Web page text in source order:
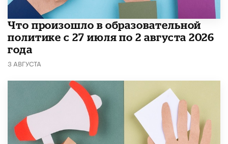
​Что произошло в образовательной
политике с 27 июля по 2 августа 2026
года
3 АВГУСТА